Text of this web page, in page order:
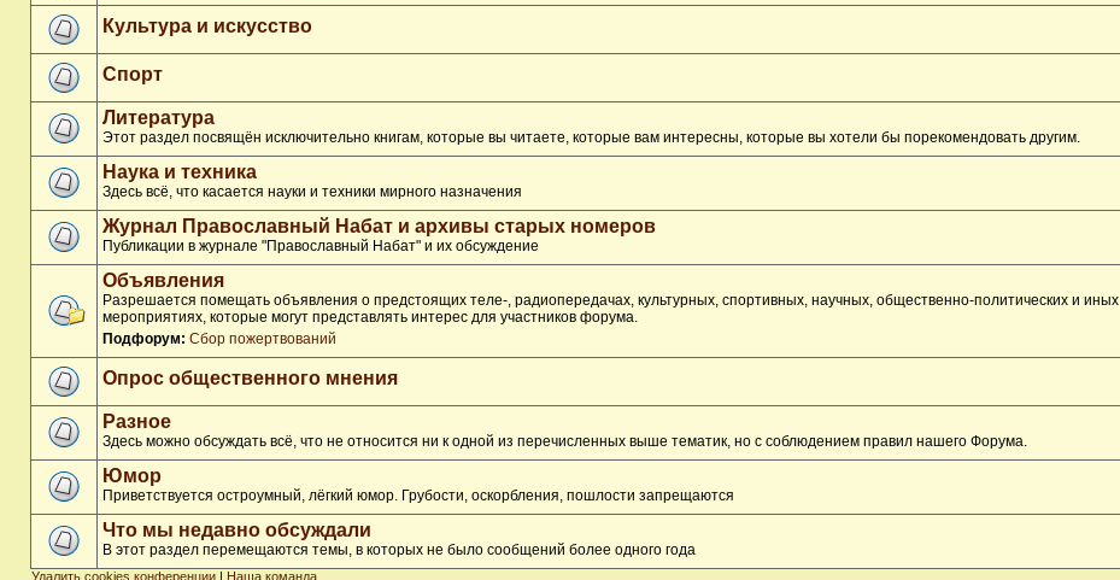
Культура и искусство
Спорт
Литература
Этот раздел посвящён исключительно книгам, которые вы читаете, которые вам интересны, которые вы хотели бы порекомендовать другим.
Наука и техника
Здесь всё, что касается науки и техники мирного назначения
Журнал Православный Набат и архивы старых номеров
Публикации в журнале "Православный Набат" и их обсуждение
Объявления
Разрешается помещать объявления о предстоящих теле-, радиопередачах, культурных, спортивных, научных, общественно-политических и иных
мероприятиях, которые могут представлять интерес для участников форума.
Подфорум: Сбор пожертвований
Опрос общественного мнения
Разное
Здесь можно обсуждать всё, что не относится ни к одной из перечисленных выше тематик, но с соблюдением правил нашего Форума.
Юмор
Приветствуется остроумный, лёгкий юмор. Грубости, оскорбления, пошлости запрещаются
Что мы недавно обсуждали
В этот раздел перемещаются темы, в которых не было сообщений более одного года
Удалить cookies конференции | Наша команда